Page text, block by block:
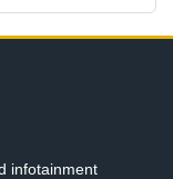
infotainment